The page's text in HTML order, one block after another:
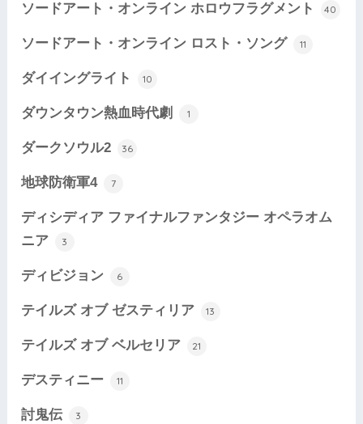
ソードアート・オンライン ホロウフラグメント 40
ソードアート・オンライン ロスト・ソング 11
ダイイングライト 10
ダウンタウン熱血時代劇 1
ダークソウル2 36
地球防衛軍4 7
ディシディア ファイナルファンタジー オペラオム
ニア
3
ディビジョン 6
テイルズ オブ ゼスティリア 13
テイルズ オブ ベルセリア 21
デスティニー 11
討鬼伝 3